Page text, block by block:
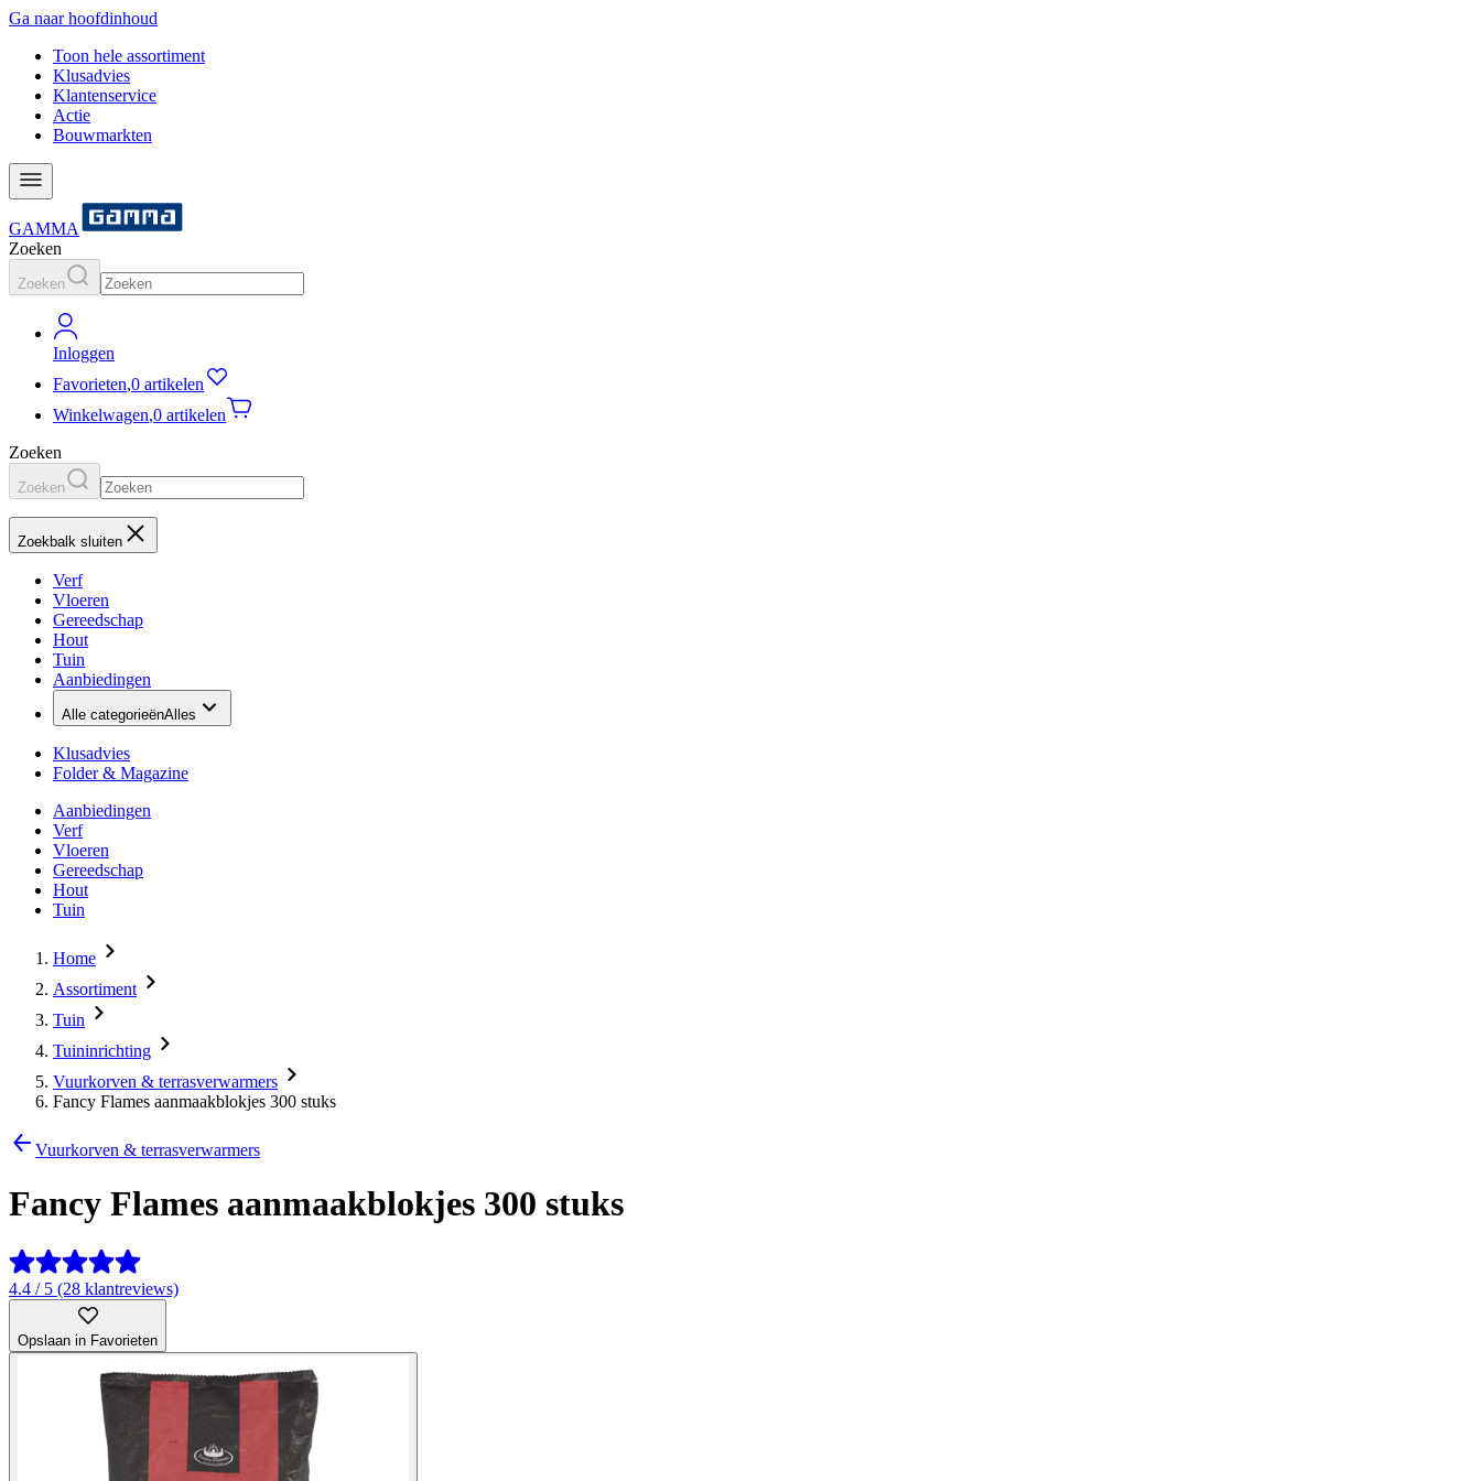
Ga naar hoofdinhoud
Toon hele assortiment
Klusadvies
Klantenservice
Actie
Bouwmarkten
GAMMA
Zoeken
Zoeken
Inloggen
Favorieten,0 artikelen
Winkelwagen,0 artikelen
Zoeken
Zoeken
Zoekbalk sluiten
Verf
Vloeren
Gereedschap
Hout
Tuin
Aanbiedingen
Alle categorieënAlles
Klusadvies
Folder & Magazine
Aanbiedingen
Verf
Vloeren
Gereedschap
Hout
Tuin
Home
Assortiment
Tuin
Tuininrichting
Vuurkorven & terrasverwarmers
Fancy Flames aanmaakblokjes 300 stuks
Vuurkorven & terrasverwarmers
Fancy Flames aanmaakblokjes 300 stuks
4.4 / 5 (28 klantreviews)
Opslaan in Favorieten